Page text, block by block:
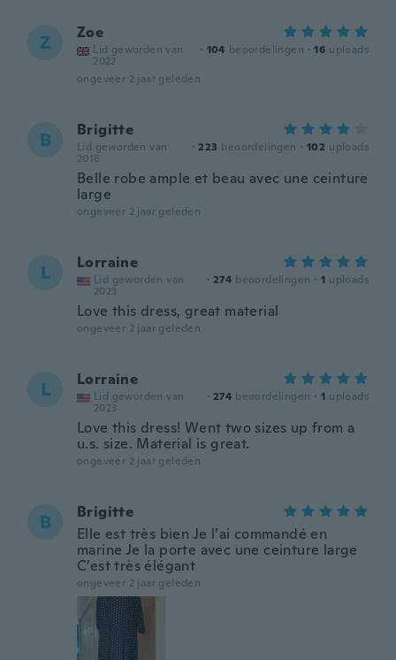
Z Zoe
Lid geworden van
2022
· 104 beoordelingen · 16 uploads
ongeveer 2 jaar geleden
B Brigitte
Lid geworden van
2018
· 223 beoordelingen · 102 uploads
Belle robe ample et beau avec une ceinture
large
ongeveer 2 jaar geleden
L Lorraine
Lid geworden van
2023
· 274 beoordelingen · 1 uploads
Love this dress, great material
ongeveer 2 jaar geleden
L Lorraine
Lid geworden van
2023
· 274 beoordelingen · 1 uploads
Love this dress! Went two sizes up from a
u.s. size. Material is great.
ongeveer 2 jaar geleden
B
Brigitte
Elle est très bien Je l’ai commandé en
marine Je la porte avec une ceinture large
C’est très élégant
ongeveer 2 jaar geleden